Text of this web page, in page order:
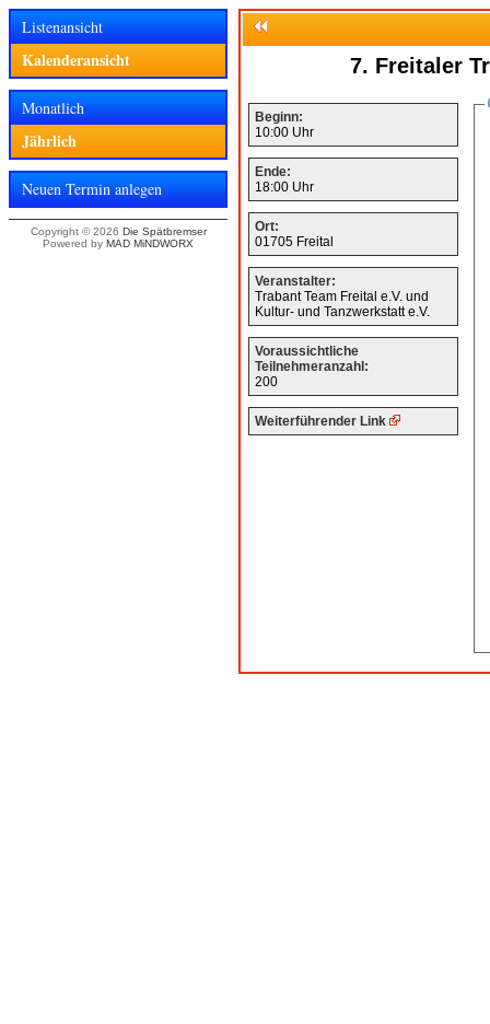
Listenansicht
Kalenderansicht
Monatlich
Jährlich
Neuen Termin anlegen
Copyright © 2026 Die Spätbremser
Powered by MAD MiNDWORX
7. Freitaler
Beginn:
10:00 Uhr
Ende:
18:00 Uhr
Ort:
01705 Freital
Veranstalter:
Trabant Team Freital e.V. und
Kultur- und Tanzwerkstatt e.V.
Voraussichtliche
Teilnehmeranzahl:
200
Weiterführender Link